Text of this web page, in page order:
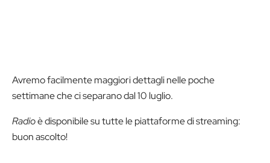
Avremo facilmente maggiori dettagli nelle poche
settimane che ci separano dal 10 luglio.
Radioè disponibile su tutte le piattaforme di streaming:
buon ascolto!